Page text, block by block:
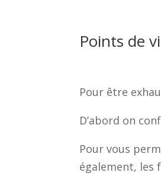
Points de
Pour être
D’abord on
Pour vous
également, les